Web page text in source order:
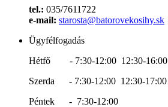
tel.: 035/7611722
e-mail: starosta@batorovekosihy.sk
Ügyfélfogadás
Hétfő - 7:30-12:00 12:30-16:00
Szerda - 7:30-12:00 12:30-17:00
Péntek - 7:30-12:00